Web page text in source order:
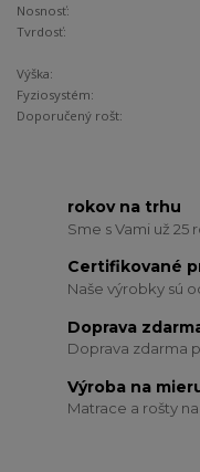
Nosnosť:
Tvrdosť:
Výška:
Fyziosystém:
Doporučený rošt:
rokov na trhu
Sme s Vami už 25
Certifikované
Naše výrobky sú
Doprava
Doprava zdarma
Výroba na
Matrace a rošty